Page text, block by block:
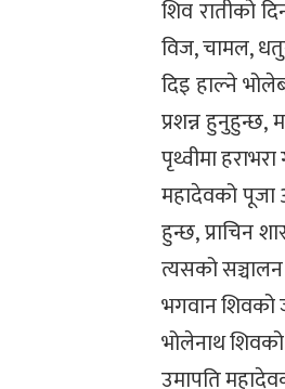
शिव रातीको
विज, चामल,
दिइ हाल्ने
प्रशन्न हुनुहुन्छ,
पृथ्वीमा
महादेवको पूजा
हुन्छ, प्राचिन
त्यसको
भगवान
भोलेनाथ
उमापति